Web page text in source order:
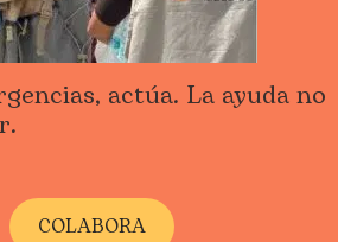
actúa. La ayuda no
COLABORA